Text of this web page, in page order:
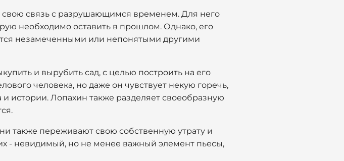
свою связь с разрушающимся временем. Для него
необходимо оставить в прошлом. Однако, его
незамеченными или непонятыми другими
и вырубить сад, с целью построить на его
человека, но даже он чувствует некую горечь,
истории. Лопахин также разделяет своеобразную
также переживают свою собственную утрату и
- невидимый, но не менее важный элемент пьесы,